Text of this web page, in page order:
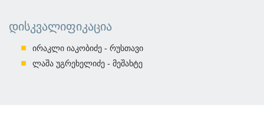
ᲓᲘᲡᲙᲕᲐᲚᲘᲤᲘᲙᲐᲪᲘᲐ
ირაკლი იაკობიძე - რუსთავი
ლაშა უგრეხელიძე - მეშახტე